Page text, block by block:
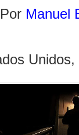
Por Manuel
Unidos,